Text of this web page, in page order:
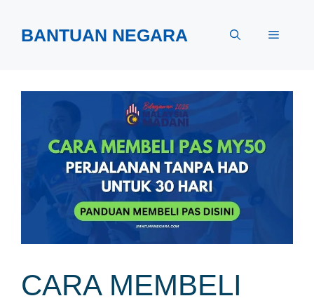
contentBANTUAN NEGARA Menu
CARA MEMBELI